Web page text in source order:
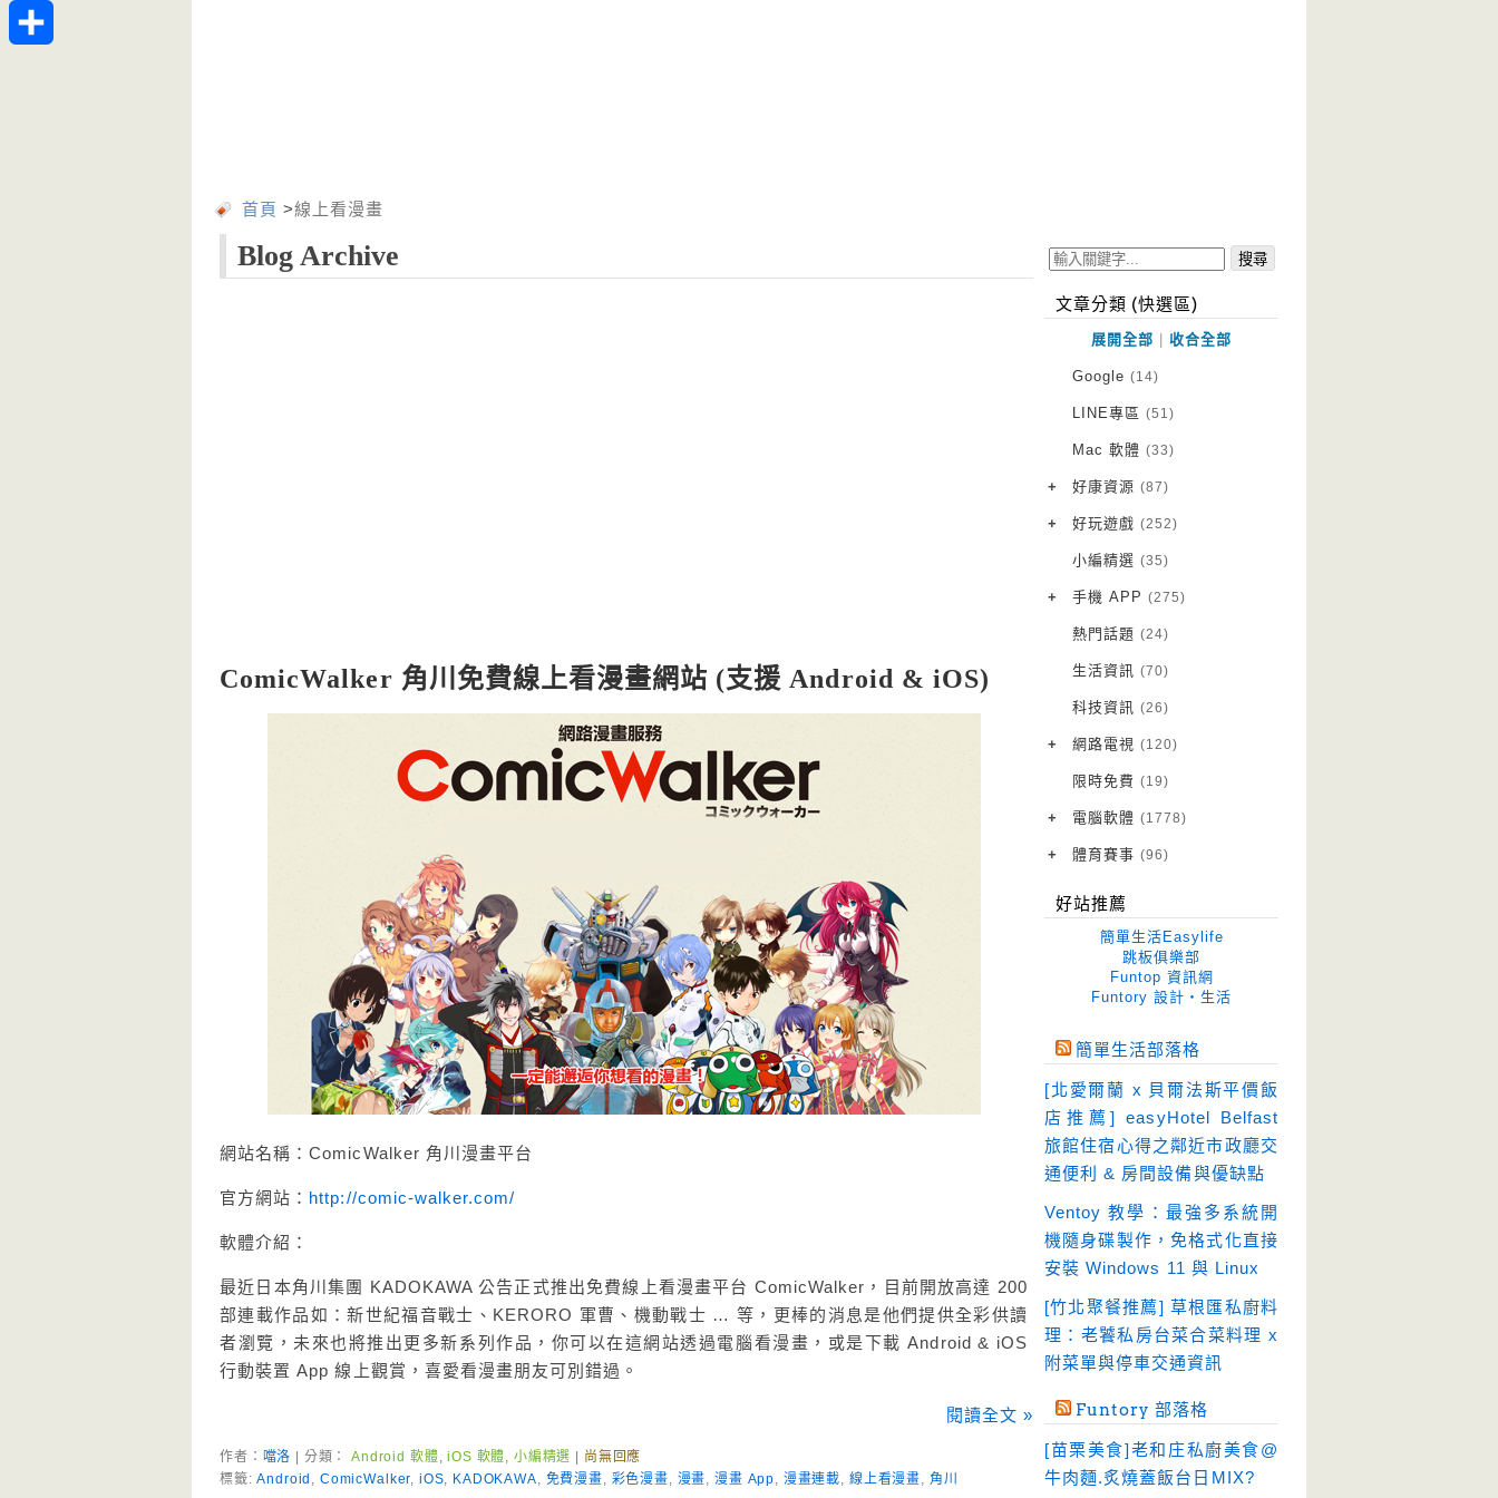
首頁 >線上看漫畫
Blog Archive
ComicWalker 角川免費線上看漫畫網站 (支援 Android & iOS)
網站名稱：ComicWalker 角川漫畫平台
官方網站： http://comic-walker.com/
軟體介紹：
最近日本角川集團 KADOKAWA 公告正式推出免費線上看漫畫平台 ComicWalker，目前開放高達 200
部連載作品如：新世紀福音戰士、KERORO 軍曹、機動戰士 … 等，更棒的消息是他們提供全彩供讀
者瀏覽，未來也將推出更多新系列作品，你可以在這網站透過電腦看漫畫，或是下載 Android & iOS
行動裝置 App 線上觀賞，喜愛看漫畫朋友可別錯過。
閱讀全文 »
作者： 噹洛 | 分類：Android 軟體,iOS 軟體, 小編精選
尚無回應
標籤:Android , ComicWalker, iOS, KADOKAWA, 免費漫畫, 彩色漫畫, 漫畫,漫畫 App, 漫畫連載, 線上看漫畫, 角川
文章分類 (快選區)
展開全部 收合全部
Google (14)
LINE專區 (51)
Mac 軟體 (33)
+ 好康資源 (87)
VPN 翻牆
免費資源
字體下載
網站推薦
+ 好玩遊戲 (252)
Android 遊戲
iOS 遊戲
網頁遊戲
電腦遊戲
小編精選 (35)
+ 手機 APP (275)
Android 軟體
iOS 軟體
Root 相關
越獄JB
熱門話題 (24)
生活資訊 (70)
科技資訊 (26)
+ 網路電視 (120)
電視影集
電視節目
限時免費 (19)
+ 電腦軟體 (1778)
作業系統
優化軟體 (38)
光碟工具 (33)
免安裝 (641)
即時通訊 (23)
壓縮軟體 (9)
安全防護 (55)
影音播放 (51)
影音轉檔 (81)
教育學習 (23)
(18)
檔案管理 (30)
破解軟體 (18)
+ 體育賽事 (96)
好站推薦
簡單生活Easylife
跳板俱樂部
Funtop 資訊網
Funtory 設計‧生活
簡單生活部落格
[北愛爾蘭 x 貝爾法斯平價飯
店推薦] easyHotel Belfast
旅館住宿心得之鄰近市政廳交
通便利 & 房間設備與優缺點
Ventoy 教學：最強多系統開
機隨身碟製作，免格式化直接
安裝 Windows 11 與 Linux
[竹北聚餐推薦] 草根匯私廚料
理：老饕私房台菜合菜料理 x
附菜單與停車交通資訊
Funtory 部落格
[苗栗美食]老和庄私廚美食@
牛肉麵.炙燒蓋飯台日MIX?
Telegram